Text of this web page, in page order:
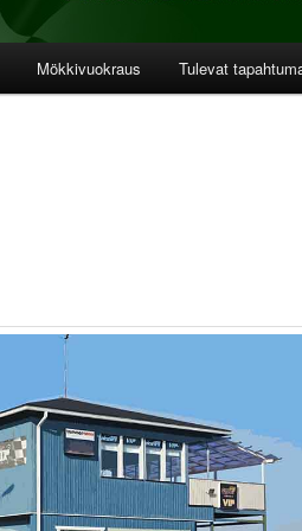
Mökkivuokraus Tulevat